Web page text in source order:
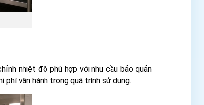
nhiệt độ phù hợp với nhu cầu bảo quản
vận hành trong quá trình sử dụng.